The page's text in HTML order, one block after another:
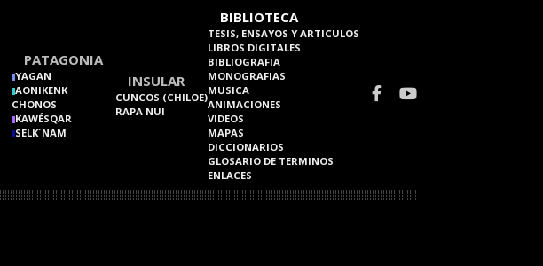
PATAGONIA
YAGAN
AONIKENK
CHONOS
KAWÉSQAR
SELK´NAM
INSULAR
CUNCOS (CHILOE)
RAPA NUI
BIBLIOTECA
TESIS, ENSAYOS Y ARTICULOS
LIBROS DIGITALES
BIBLIOGRAFIA
MONOGRAFIAS
MUSICA
ANIMACIONES
VIDEOS
MAPAS
DICCIONARIOS
GLOSARIO DE TERMINOS
ENLACES